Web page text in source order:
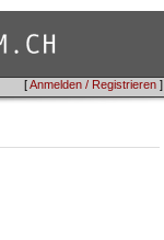
[Anmelden / Registrieren ]